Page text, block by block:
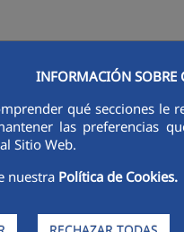
INFORMACIÓN SOBRE
qué secciones
las preferencias
Sitio Web.
nuestra Política de Cookies.
INNOVACIÓN DIGITALIZACIÓN